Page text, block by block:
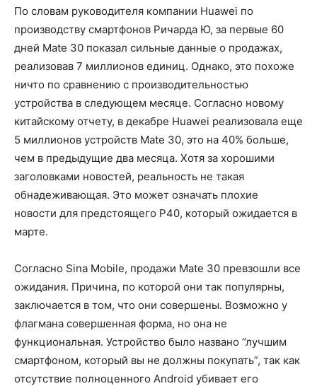
По словам руководителя компании Huawei по
производству смартфонов Ричарда Ю, за первые 60
дней Mate 30 показал сильные данные о продажах,
реализовав 7 миллионов единиц. Однако, это похоже
ничто по сравнению с производительностью
устройства в следующем месяце. Согласно новому
китайскому отчету, в декабре Huawei реализовала еще
5 миллионов устройств Mate 30, это на 40% больше,
чем в предыдущие два месяца. Хотя за хорошими
заголовками новостей, реальность не такая
обнадеживающая. Это может означать плохие
новости для предстоящего P40, который ожидается в
марте.
Согласно Sina Mobile, продажи Mate 30 превзошли все
ожидания. Причина, по которой они так популярны,
заключается в том, что они совершены. Возможно у
флагмана совершенная форма, но она не
функциональная. Устройство было названо “лучшим
смартфоном, который вы не должны покупать”, так как
отсутствие полноценного Android убивает его